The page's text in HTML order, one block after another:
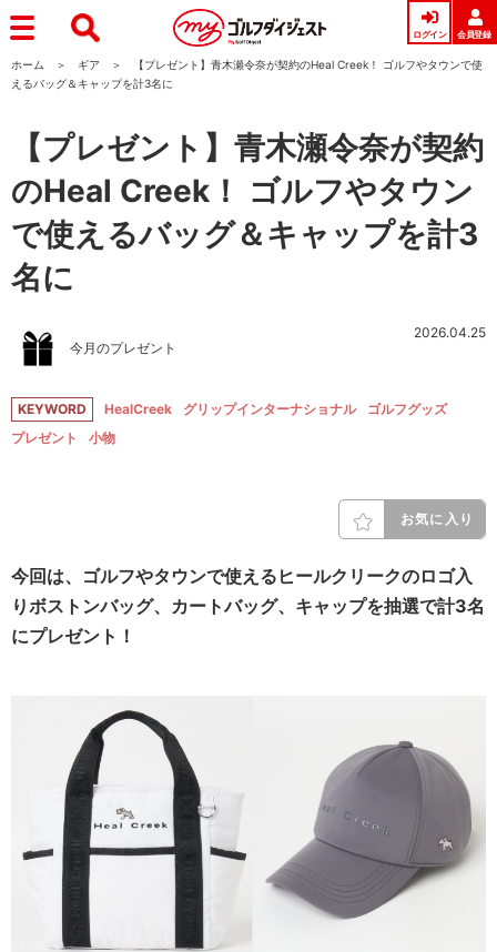
ログイン 会員登録
ホーム ギア
【プレゼント】青木瀬令奈が契約のHeal Creek！ ゴルフやタウンで使
えるバッグ＆キャップを計3名に
【プレゼント】青木瀬令奈が契約
のHeal Creek！ ゴルフやタウン
で使えるバッグ＆キャップを計3
名に
今月のプレゼント
2026.04.25
KEYWORD HealCreek グリップインターナショナル
ゴルフグッズ
プレゼント
小物
お気に入り
今回は、ゴルフやタウンで使えるヒールクリークのロゴ入
りボストンバッグ、カートバッグ、キャップを抽選で計3名
にプレゼント！